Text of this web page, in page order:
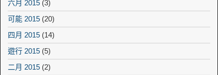
六月 2015 (3)
可能 2015 (20)
四月 2015 (14)
遊行 2015 (5)
二月 2015 (2)